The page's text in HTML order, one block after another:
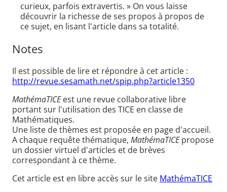
curieux, parfois extravertis. » On vous laisse
découvrir la richesse de ses propos à propos de
ce sujet, en lisant l'article dans sa totalité.
Notes
Il est possible de lire et répondre à cet article :
http://revue.sesamath.net/spip.php?article1350
MathémaTICEest une revue collaborative libre
portant sur l'utilisation des TICE en classe de
Mathématiques.
Une liste de thèmes est proposée en page d'accueil.
A chaque requête thématique, MathémaTICEpropose
un dossier virtuel d'articles et de brèves
correspondant à ce thème.
Cet article est en libre accès sur le site MathémaTICE